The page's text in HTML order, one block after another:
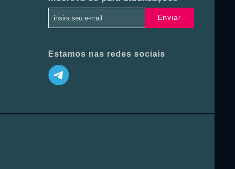
Enviar
Estamos nas redes sociais